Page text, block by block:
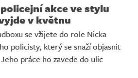
akce ve stylu
v květnu
se vžijete do role Nicka
policisty, který se snaží objasnit
práce ho zavede do ulic